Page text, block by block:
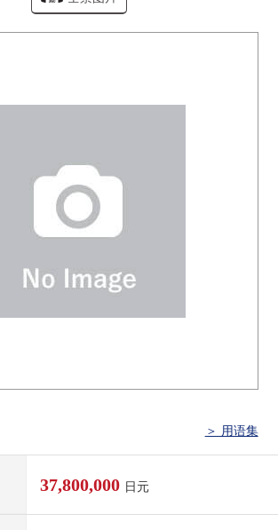
＞ 用语集
37,800,000 日元